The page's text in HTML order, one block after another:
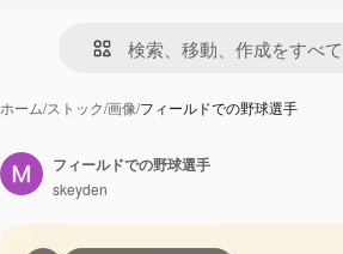
ホーム/ストック/画像/フィールドでの野球選手
フィールドでの野球選手
skeyden